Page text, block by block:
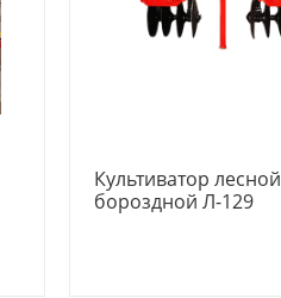
Культиватор лесной
бороздной Л-129